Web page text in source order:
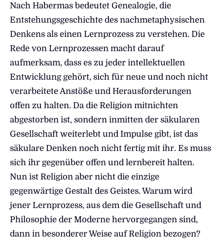
Nach Habermas bedeutet Genealogie, die
Entstehungsgeschichte des nachmetaphysischen
Denkens als einen Lernprozess zu verstehen. Die
Rede von Lernprozessen macht darauf
aufmerksam, dass es zu jeder intellektuellen
Entwicklung gehört, sich für neue und noch nicht
verarbeitete Anstöße und Herausforderungen
offen zu halten. Da die Religion mitnichten
abgestorben ist, sondern inmitten der säkularen
Gesellschaft weiterlebt und Impulse gibt, ist das
säkulare Denken noch nicht fertig mit ihr. Es muss
sich ihr gegenüber offen und lernbereit halten.
Nun ist Religion aber nicht die einzige
gegenwärtige Gestalt des Geistes. Warum wird
jener Lernprozess, aus dem die Gesellschaft und
Philosophie der Moderne hervorgegangen sind,
dann in besonderer Weise auf Religion bezogen?